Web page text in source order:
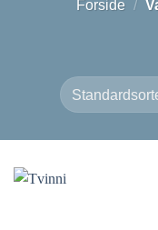
Forside /